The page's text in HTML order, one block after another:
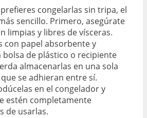
congelarlas sin tripa, el
sencillo. Primero, asegúrate
limpias y libres de vísceras.
con papel absorbente y
bolsa de plástico o recipiente
almacenarlas en una sola
se adhieran entre sí.
en el congelador y
estén completamente
de usarlas.